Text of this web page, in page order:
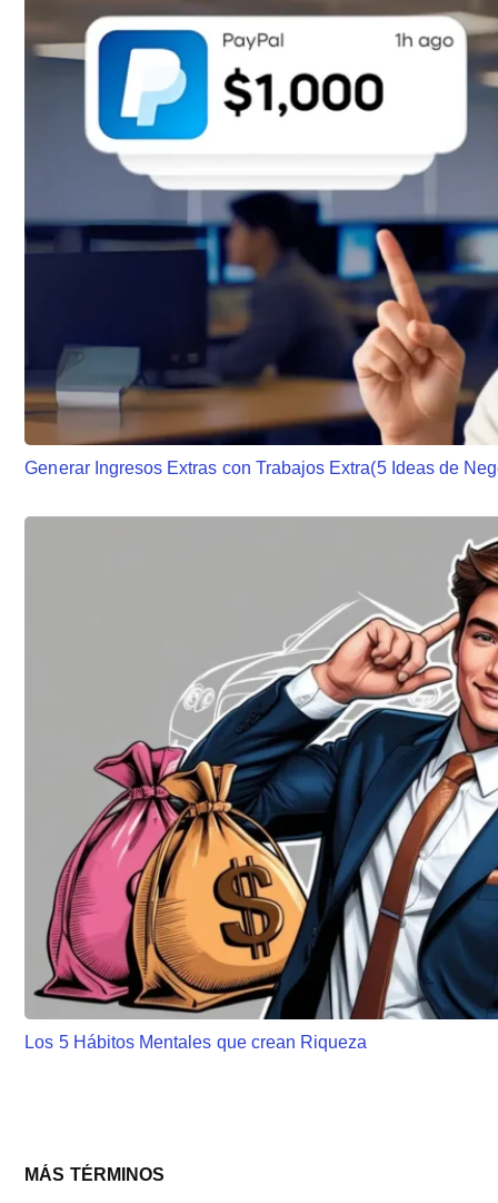
Generar Ingresos Extras con Trabajos Extra(5 Ideas de
Los 5 Hábitos Mentales que crean Riqueza
Barra
MÁS TÉRMINOS